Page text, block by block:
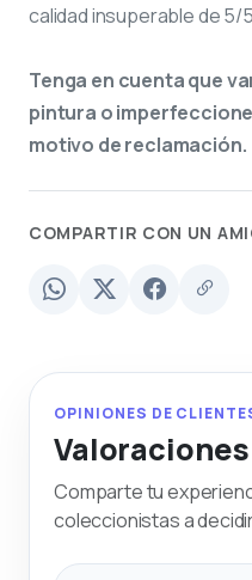
calidad insuperable de 5/5
Tenga en cuenta que
pintura o
motivo de reclamación.
COMPARTIR CON UN
OPINIONES DE
Comparte tu
coleccionistas a